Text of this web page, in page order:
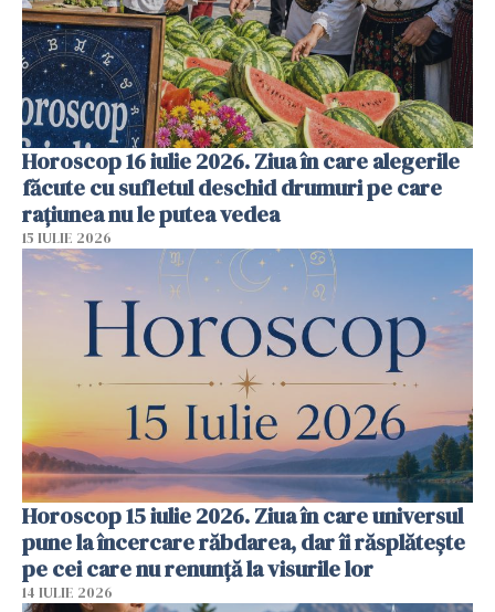
Horoscop 16 iulie 2026. Ziua în care alegerile
făcute cu sufletul deschid drumuri pe care
rațiunea nu le putea vedea
15 IULIE 2026
Horoscop 15 iulie 2026. Ziua în care universul
pune la încercare răbdarea, dar îi răsplătește
pe cei care nu renunță la visurile lor
14 IULIE 2026